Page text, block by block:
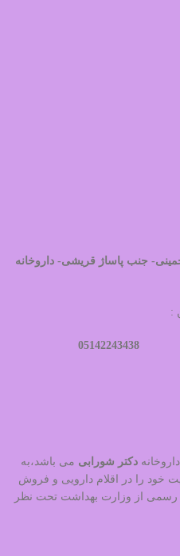
جنب پاساژ قریشی- داروخانه
:
دکتر شورابی می باشد،به
سایت معتبر از سال 94 فعالیت خود را در اقلام دارویی و فروش
رسمی از وزارت بهداشت تحت نظر